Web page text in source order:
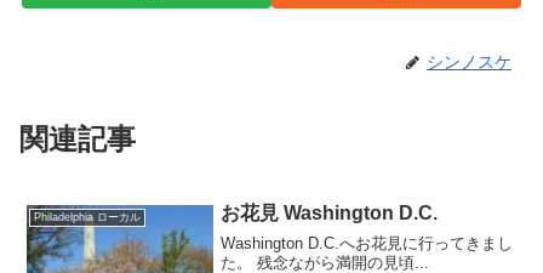
シンノスケ
関連記事
Philadelphia ローカル お花見 Washington D.C.
Washington D.C.へお花見に行ってきまし
た。 残念ながら満開の見頃...